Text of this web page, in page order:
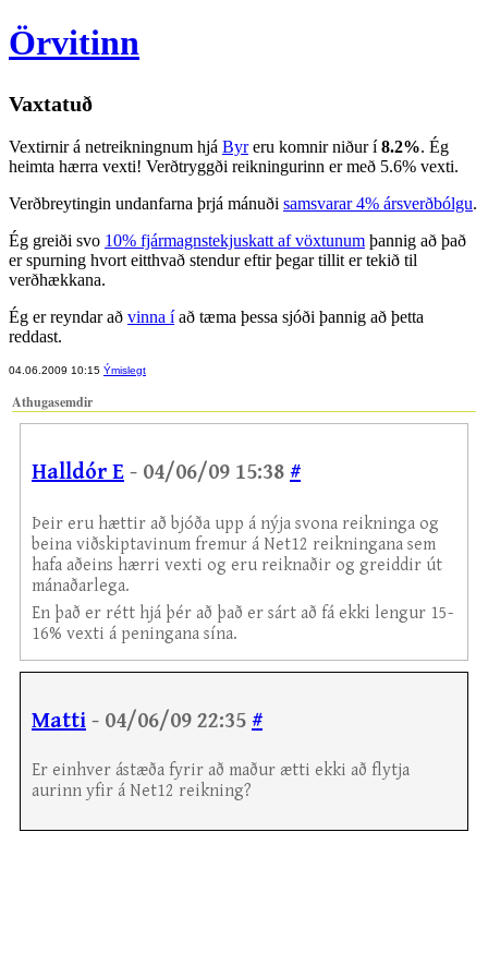
Örvitinn
Vaxtatuð
Vextirnir á netreikningnum hjá Byreru komnir niður í 8.2%. Ég
heimta hærra vexti! Verðtryggði reikningurinn er með 5.6% vexti.
Verðbreytingin undanfarna þrjá mánuði samsvarar 4% ársverðbólgu.
Ég greiði svo 10% fjármagnstekjuskatt af vöxtunum þannig að það
er spurning hvort eitthvað stendur eftir þegar tillit er tekið til
verðhækkana.
Ég er reyndar að vinna í að tæma þessa sjóði þannig að þetta
reddast.
04.06.2009 10:15 Ýmislegt
Athugasemdir
Halldór E - 04/06/09 15:38 #
Þeir eru hættir að bjóða upp á nýja svona reikninga og
beina viðskiptavinum fremur á Net12 reikningana sem
hafa aðeins hærri vexti og eru reiknaðir og greiddir út
mánaðarlega.
En það er rétt hjá þér að það er sárt að fá ekki lengur 15-
16% vexti á peningana sína.
Matti - 04/06/09 22:35 #
Er einhver ástæða fyrir að maður ætti ekki að flytja
aurinn yfir á Net12 reikning?